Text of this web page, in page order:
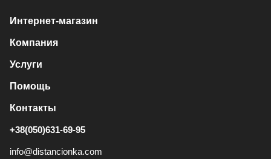
Интернет-магазин
Компания
Услуги
Помощь
Контакты
+38(050)631-69-95
info@distancionka.com